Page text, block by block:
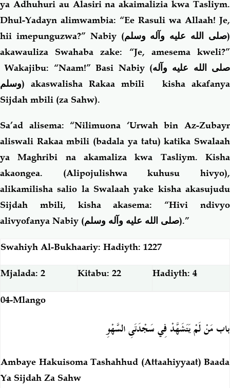
ya Adhuhuri au Alasiri na akaimalizia kwa Tasliym.
Dhul-Yadayn alimwambia: “Ee Rasuli wa Allaah! Je,
hii imepunguzwa?” Nabiy (صلى الله عليه وآله وسلم)
akawauliza Swahaba zake: “Je, amesema kweli?”
Wakajibu: “Naam!” Basi Nabiy (صلى الله عليه وآله
وسلم) akaswalisha Rakaa mbili kisha akafanya
Sijdah mbili (za Sahw).
Sa’ad alisema: “Nilimuona ‘Urwah bin Az-Zubayr
aliswali Rakaa mbili (badala ya tatu) katika Swalaah
ya Maghribi na akamaliza kwa Tasliym. Kisha
akaongea. (Alipojulishwa kuhusu hivyo),
alikamilisha salio la Swalaah yake kisha akasujudu
Sijdah mbili, kisha akasema: “Hivi ndivyo
alivyofanya Nabiy (صلى الله عليه وآله وسلم).”
Swahiyh Al-Bukhaariy: Hadiyth: 1227
Mjalada: 2 Kitabu: 22 Hadiyth: 4
04-Mlango
باب مَنْ لَمْ يَتَشَهَّدْ فِي سَجْدَتَىِ السَّهْوِ
Ambaye Hakuisoma Tashahhud (Attaahiyyaat) Baada
Ya Sijdah Za Sahw